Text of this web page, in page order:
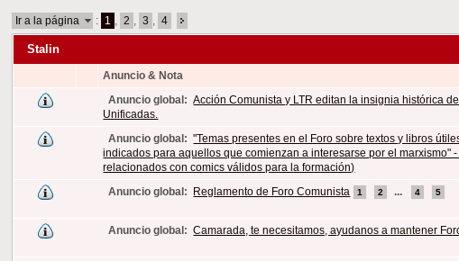
Ir a la página : 1 2 3 4
Stalin
Anuncio & Nota
Anuncio global: Acción Comunista y LTR editan la insignia histórica
Unificadas.
Anuncio global: "Temas presentes en el Foro sobre textos y libros
indicados para aquellos que comienzan a interesarse por el marxismo"
relacionados con comics válidos para la formación)
Anuncio global: Reglamento de Foro Comunista 1 2 ... 4 5
Anuncio global: Camarada, te necesitamos, ayudanos a mantener